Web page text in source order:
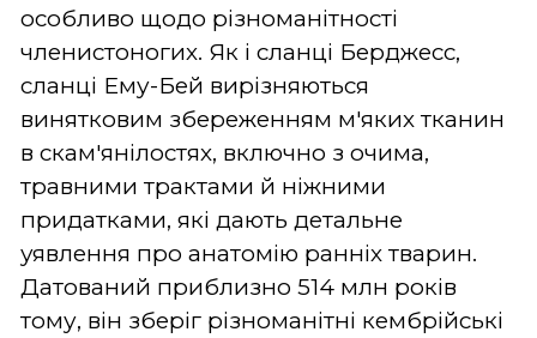
особливо щодо різноманітності
членистоногих. Як і сланці Берджесс,
сланці Ему-Бей вирізняються
винятковим збереженням м'яких тканин
в скам'янілостях, включно з очима,
травними трактами й ніжними
придатками, які дають детальне
уявлення про анатомію ранніх тварин.
Датований приблизно 514 млн років
тому, він зберіг різноманітні кембрійські